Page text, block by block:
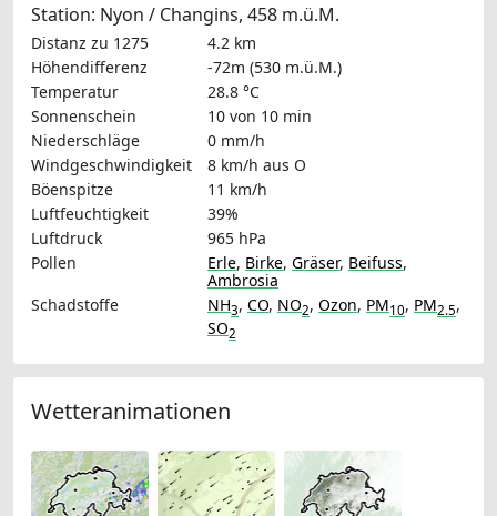
Station: Nyon / Changins, 458 m.ü.M.
Distanz zu 1275
4.2 km
Höhendifferenz
-72m (530 m.ü.M.)
Temperatur
28.8 °C
Sonnenschein
10 von 10 min
Niederschläge
0 mm/h
Windgeschwindigkeit
8 km/h aus O
Böenspitze
11 km/h
Luftfeuchtigkeit
39%
Luftdruck
965 hPa
Pollen
Erle, Birke, Gräser, Beifuss,
Ambrosia
Schadstoffe
NH3, CO, NO2, Ozon, PM10, PM2.5,
SO2
Wetteranimationen